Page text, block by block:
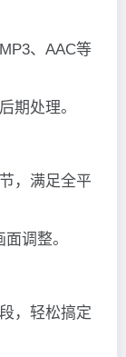
、AAC等
期处理。
，满足全平
调整。
，轻松搞定